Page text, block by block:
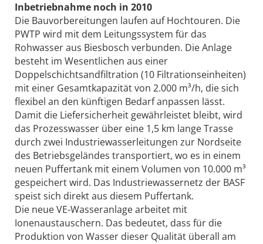
Inbetriebnahme noch in 2010
Die Bauvorbereitungen laufen auf Hochtouren. Die
PWTP wird mit dem Leitungssystem für das
Rohwasser aus Biesbosch verbunden. Die Anlage
besteht im Wesentlichen aus einer
Doppelschichtsandfiltration (10 Filtrationseinheiten)
mit einer Gesamtkapazität von 2.000 m³/h, die sich
flexibel an den künftigen Bedarf anpassen lässt.
Damit die Liefersicherheit gewährleistet bleibt, wird
das Prozesswasser über eine 1,5 km lange Trasse
durch zwei Industriewasserleitungen zur Nordseite
des Betriebsgeländes transportiert, wo es in einem
neuen Puffertank mit einem Volumen von 10.000 m³
gespeichert wird. Das Industriewassernetz der BASF
speist sich direkt aus diesem Puffertank.
Die neue VE-Wasseranlage arbeitet mit
Ionenaustauschern. Das bedeutet, dass für die
Produktion von Wasser dieser Qualität überall am